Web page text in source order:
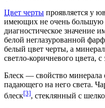
Цвет черты проявляется у
имеющих не очень большую
диагностическое значение
белой неглазурованной
белый цвет черты, а
светло-коричневого цвета,
Блеск — свойство минерала
падающего на него света.
блеск[3], стеклянный с